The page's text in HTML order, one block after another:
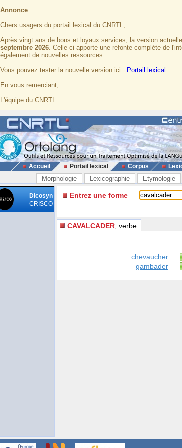
Annonce
Chers usagers du portail lexical du CNRTL,
Après vingt ans de bons et loyaux services, la version
septembre 2026. Celle-ci apporte une refonte complète de
également de nouvelles ressources.
Vous pouvez tester la nouvelle version ici : Portail lexical
En vous remerciant,
L'équipe du CNRTL
Accueil Portail lexical Corpus
Morphologie Lexicographie Etymologie
Dicosyn
CRISCO
Entrez une forme
CAVALCADER , verbe
chevaucher
gambader